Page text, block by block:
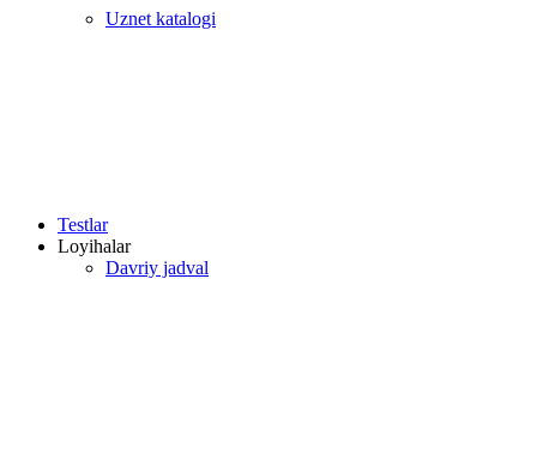
Uznet katalogi
Testlar
Loyihalar
Davriy jadval